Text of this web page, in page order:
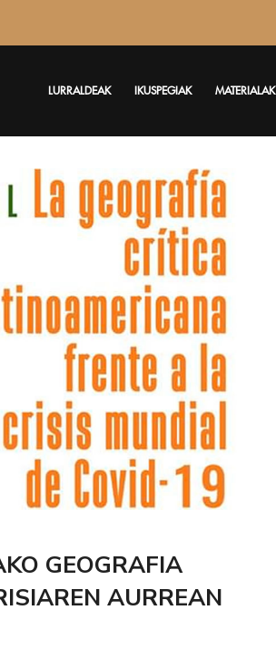
LURRALDEAK IKUSPEGIAK MATERIALAK
GEOGRAFIA
AURREAN